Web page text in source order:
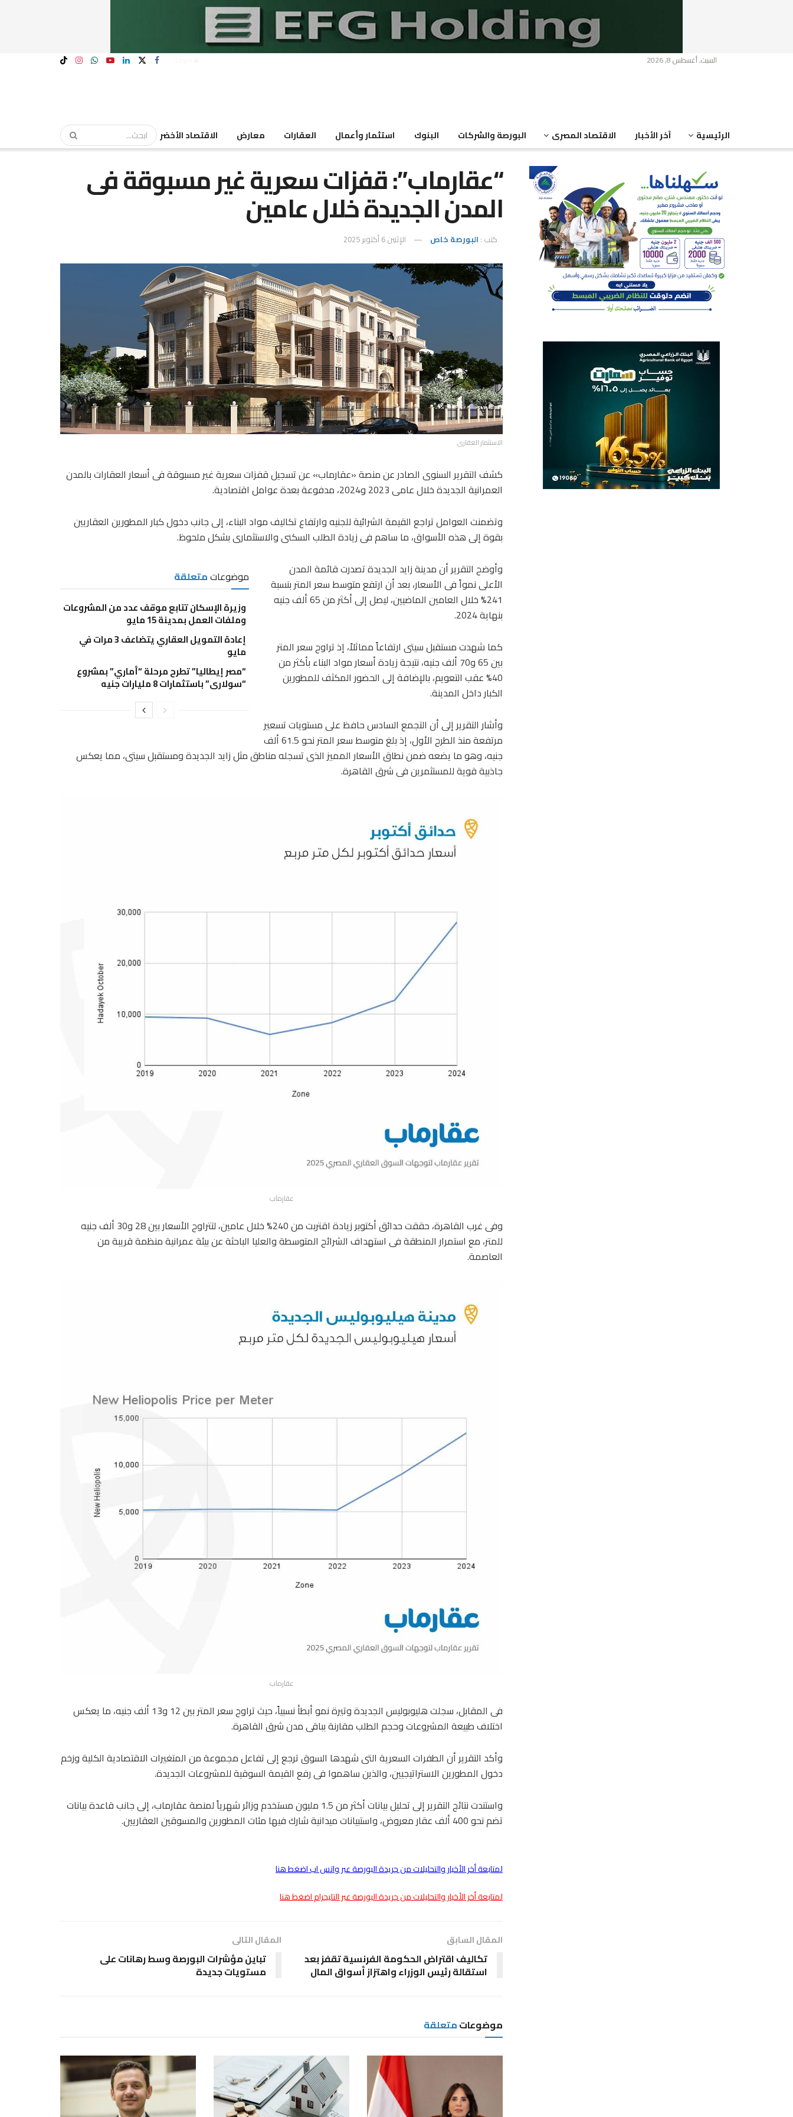
السبت, أغسطس 8, 2026
الرئيسية آخر الأخبار الاقتصاد المصرى البورصة والشركات البنوك استثمار وأعمال العقارات معارض الاقتصاد الأخضر
“عقارماب”: قفزات سعرية غير مسبوقة فى
المدن الجديدة خلال عامين
كتب : البورصة خاص الإثنين 6 أكتوبر 2025
الاستثمار العقارى
كشف التقرير السنوى الصادر عن منصة «عقارماب» عن تسجيل قفزات سعرية غير مسبوقة فى أسعار العقارات بالمدن
العمرانية الجديدة خلال عامى 2023 و2024، مدفوعة بعدة عوامل اقتصادية.
وتضمنت العوامل تراجع القيمة الشرائية للجنيه وارتفاع تكاليف مواد البناء، إلى جانب دخول كبار المطورين العقاريين
بقوة إلى هذه الأسواق، ما ساهم فى زيادة الطلب السكنى والاستثمارى بشكل ملحوظ.
موضوعاتمتعلقة
وزيرة الإسكان تتابع موقف عدد من المشروعات
وملفات العمل بمدينة 15 مايو
إعادة التمويل العقاري يتضاعف 3 مرات في
مايو
“مصر إيطاليا” تطرح مرحلة “أماري” بمشروع
“سولاري” باستثمارات 8 مليارات جنيه
وأوضح التقرير أن مدينة زايد الجديدة تصدرت قائمة المدن
الأعلى نمواً فى الأسعار، بعد أن ارتفع متوسط سعر المتر بنسبة
241% خلال العامين الماضيين، ليصل إلى أكثر من 65 ألف جنيه
بنهاية 2024.
كما شهدت مستقبل سيتى ارتفاعاً مماثلاً، إذ تراوح سعر المتر
بين 65 و70 ألف جنيه، نتيجة زيادة أسعار مواد البناء بأكثر من
40% عقب التعويم، بالإضافة إلى الحضور المكثف للمطورين
الكبار داخل المدينة.
وأشار التقرير إلى أن التجمع السادس حافظ على مستويات تسعير
مرتفعة منذ الطرح الأول، إذ بلغ متوسط سعر المتر نحو 61.5 ألف
جنيه، وهو ما يضعه ضمن نطاق الأسعار المميز الذى تسجله مناطق مثل زايد الجديدة ومستقبل سيتى، مما يعكس
جاذبية قوية للمستثمرين فى شرق القاهرة.
عقارماب
وفى غرب القاهرة، حققت حدائق أكتوبر زيادة اقتربت من 240% خلال عامين، لتتراوح الأسعار بين 28 و30 ألف جنيه
للمتر، مع استمرار المنطقة فى استهداف الشرائح المتوسطة والعليا الباحثة عن بيئة عمرانية منظمة قريبة من
العاصمة.
عقارماب
فى المقابل، سجلت هليوبوليس الجديدة وتيرة نمو أبطأ نسبياً، حيث تراوح سعر المتر بين 12 و13 ألف جنيه، ما يعكس
اختلاف طبيعة المشروعات وحجم الطلب مقارنة بباقى مدن شرق القاهرة.
وأكد التقرير أن الطفرات السعرية التى شهدها السوق ترجع إلى تفاعل مجموعة من المتغيرات الاقتصادية الكلية وزخم
دخول المطورين الاستراتيجيين، والذين ساهموا فى رفع القيمة السوقية للمشروعات الجديدة.
واستندت نتائج التقرير إلى تحليل بيانات أكثر من 1.5 مليون مستخدم وزائر شهرياً لمنصة عقارماب، إلى جانب قاعدة بيانات
تضم نحو 400 ألف عقار معروض، واستبيانات ميدانية شارك فيها مئات المطورين والمسوقين العقاريين.
لمتابعة أخر الأخبار والتحليلات من جريدة البورصة عبر واتس اب اضغط هنا
لمتابعة أخر الأخبار والتحليلات من جريدة البورصة عبر التليجرام اضغط هنا
المقال السابق
تكاليف اقتراض الحكومة الفرنسية تقفز بعد
استقالة رئيس الوزراء واهتزاز أسواق المال
المقال التالى
تباين مؤشرات البورصة وسط رهانات على
مستويات جديدة
موضوعاتمتعلقة